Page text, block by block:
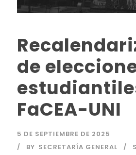
de
FaCEA-UNI
5 DE SEPTIEMBRE DE 2025
BY SECRETARÍA GENERAL